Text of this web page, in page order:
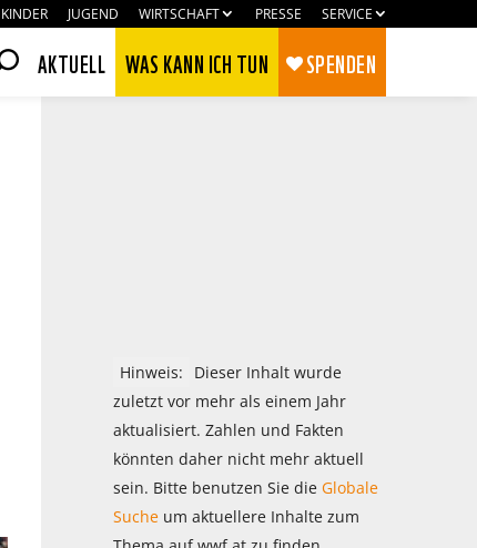
KINDER JUGEND WIRTSCHAFT PRESSE SERVICE
AKTUELL WAS KANN ICH TUN SPENDEN
Hinweis:
Dieser Inhalt wurde
zuletzt vor mehr als einem Jahr
aktualisiert. Zahlen und Fakten
könnten daher nicht mehr aktuell
sein. Bitte benutzen Sie die Globale
Sucheum aktuellere Inhalte zum
Ablehnen